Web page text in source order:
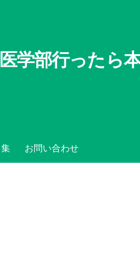
学部行ったら
お問い合わせ